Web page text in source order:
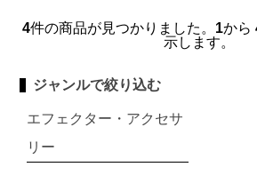
4件の商品が見つかりました。 1から
示します。
ジャンルで絞り込む
エフェクター・アクセサ
リー